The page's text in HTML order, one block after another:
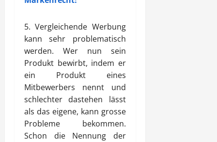
5. Vergleichende Werbung
kann sehr problematisch
werden. Wer nun sein
Produkt bewirbt, indem er
ein Produkt eines
Mitbewerbers nennt und
schlechter dastehen lässt
als das eigene, kann grosse
Probleme bekommen.
Schon die Nennung der